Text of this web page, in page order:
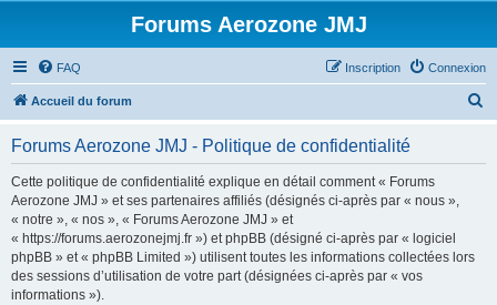
Forums Aerozone JMJ
FAQ Connexion
Inscription
Accueil du forum
Forums Aerozone JMJ - Politique de confidentialité
Cette politique de confidentialité explique en détail comment « Forums
Aerozone JMJ » et ses partenaires affiliés (désignés ci-après par « nous »,
« notre », « nos », « Forums Aerozone JMJ » et
« https://forums.aerozonejmj.fr ») et phpBB (désigné ci-après par « logiciel
phpBB » et « phpBB Limited ») utilisent toutes les informations collectées lors
des sessions d’utilisation de votre part (désignées ci-après par « vos
informations »).